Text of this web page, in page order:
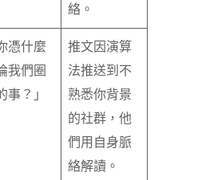
絡。
憑什麼
我們圈
事？」
推文因演算
法推送到不
熟悉你背景
的社群，他
們用自身脈
絡解讀。